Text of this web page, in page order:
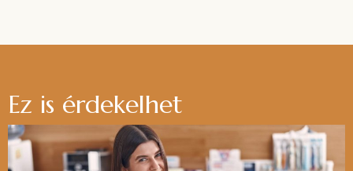
Ez is érdekelhet